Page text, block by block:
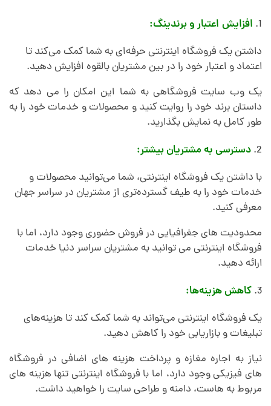
افزایش اعتبار و برندینگ:
داشتن یک فروشگاه اینترنتی حرفه‌ای به شما کمک می‌کند تا
اعتماد و اعتبار خود را در بین مشتریان بالقوه افزایش دهید.
یک وب سایت فروشگاهی به شما این امکان را می دهد که
داستان برند خود را روایت کنید و محصولات و خدمات خود را به
طور کامل به نمایش بگذارید.
دسترسی به مشتریان بیشتر:
با داشتن یک فروشگاه اینترنتی، شما می‌توانید محصولات و
خدمات خود را به طیف گسترده‌تری از مشتریان در سراسر جهان
معرفی کنید.
محدودیت های جغرافیایی در فروش حضوری وجود دارد، اما با
فروشگاه اینترنتی می توانید به مشتریان سراسر دنیا خدمات
ارائه دهید.
کاهش هزینه‌ها:
یک فروشگاه اینترنتی می‌تواند به شما کمک کند تا هزینه‌های
تبلیغات و بازاریابی خود را کاهش دهید.
نیاز به اجاره مغازه و پرداخت هزینه های اضافی در فروشگاه
های فیزیکی وجود دارد، اما با فروشگاه اینترنتی تنها هزینه های
مربوط به هاست، دامنه و طراحی سایت را خواهید داشت.